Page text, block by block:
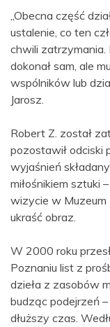
„Obecna część
ustalenie, co ten
chwili zatrzymania.
dokonał sam, ale
wspólników lub
Jarosz.
Robert Z. został
pozostawił odciski
wyjaśnień
miłośnikiem sztuki
wizycie w Muzeum
ukraść obraz.
W 2000 roku
Poznaniu list z
dzieła z zasobów
budząc podejrzeń
dłuższy czas.